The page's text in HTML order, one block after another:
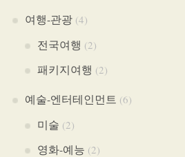
여행-관광(4)
전국여행 (2)
패키지여행 (2)
예술-엔터테인먼트 (6)
미술 (2)
영화-예능 (2)